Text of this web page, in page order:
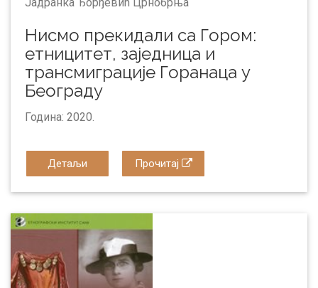
Нисмо прекидали са Гором:
eтницитет, заједница и
трансмиграције Горанаца у
Београду
Година: 2020.
Детаљи Прочитај